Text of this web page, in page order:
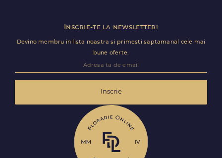
Inscrie-te la newsletter!
Devino membru in lista noastra si primesti saptamanal cele mai
bune oferte.
Inscrie